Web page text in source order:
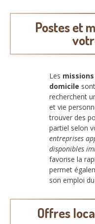
Postes et
Les
domicile
recherchent
et vie
trouver des
partiel selon
entreprises
disponibles
favorise la
permet
son emploi
Offres